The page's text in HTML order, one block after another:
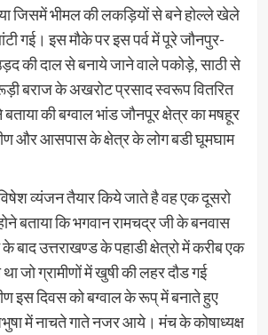
जिसमें भीमल की लकड़ियों से बने होल्ले खेले
गई। इस मौके पर इस पर्व में पूरे जौनपुर-
की दाल से बनाये जाने वाले पकोड़े, साठी से
बराज के अखरोट प्रसाद स्वरूप वितरित
की बग्वाल भांड जौनपूर क्षेत्र का मषहूर
और आसपास के क्षेत्र के लोग बडी घूमघाम
विषेश व्यंजन तैयार किये जाते है वह एक दूसरो
बताया कि भगवान रामचद्र जी के बनवास
उत्तराखण्ड के पहाडी क्षेत्रो में करीब एक
जो ग्रामीणों में खुषी की लहर दौड गई
इस दिवस को बग्वाल के रूप् में बनाते हुए
में नाचते गाते नजर आये। मंच के कोषाध्यक्ष